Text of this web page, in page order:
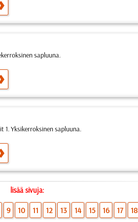
sapluuna.
1. Yksikerroksinen sapluuna.
lisää sivuja:
9 10 11 12 13 14 15 16 17 18